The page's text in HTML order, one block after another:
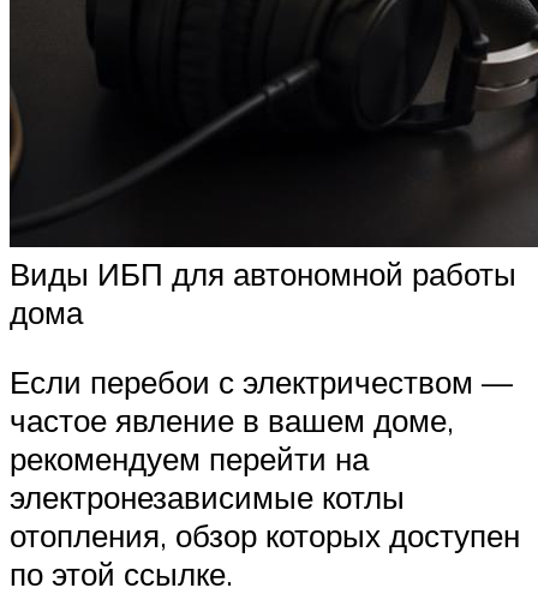
Виды ИБП для автономной работы
дома
Если перебои с электричеством —
частое явление в вашем доме,
рекомендуем перейти на
электронезависимые котлы
отопления, обзор которых доступен
по этой ссылке.